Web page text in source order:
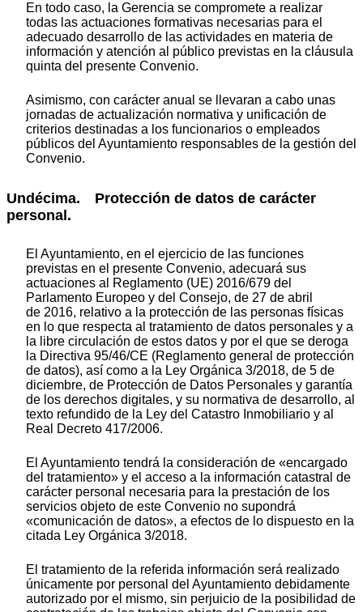
En todo caso, la Gerencia se compromete a realizar
todas las actuaciones formativas necesarias para el
adecuado desarrollo de las actividades en materia de
información y atención al público previstas en la cláusula
quinta del presente Convenio.
Asimismo, con carácter anual se llevaran a cabo unas
jornadas de actualización normativa y unificación de
criterios destinadas a los funcionarios o empleados
públicos del Ayuntamiento responsables de la gestión del
Convenio.
Undécima. Protección de datos de carácter
personal.
El Ayuntamiento, en el ejercicio de las funciones
previstas en el presente Convenio, adecuará sus
actuaciones al Reglamento (UE) 2016/679 del
Parlamento Europeo y del Consejo, de 27 de abril
de 2016, relativo a la protección de las personas físicas
en lo que respecta al tratamiento de datos personales y a
la libre circulación de estos datos y por el que se deroga
la Directiva 95/46/CE (Reglamento general de protección
de datos), así como a la Ley Orgánica 3/2018, de 5 de
diciembre, de Protección de Datos Personales y garantía
de los derechos digitales, y su normativa de desarrollo, al
texto refundido de la Ley del Catastro Inmobiliario y al
Real Decreto 417/2006.
El Ayuntamiento tendrá la consideración de «encargado
del tratamiento» y el acceso a la información catastral de
carácter personal necesaria para la prestación de los
servicios objeto de este Convenio no supondrá
«comunicación de datos», a efectos de lo dispuesto en la
citada Ley Orgánica 3/2018.
El tratamiento de la referida información será realizado
únicamente por personal del Ayuntamiento debidamente
autorizado por el mismo, sin perjuicio de la posibilidad de